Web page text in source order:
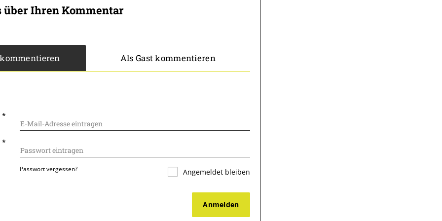
Ihren Kommentar
Als Gast kommentieren
*
*
Passwort vergessen? Angemeldet bleiben
Anmelden